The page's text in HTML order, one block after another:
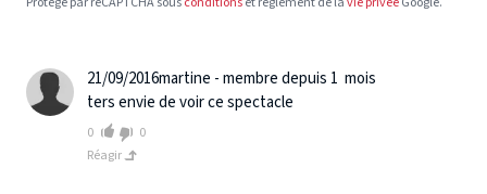
21/09/2016martine - membre depuis 1 mois
ters envie de voir ce spectacle
0
0
Réagir